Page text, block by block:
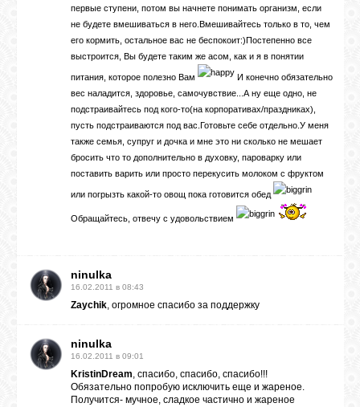
первые ступени, потом вы начнете понимать организм, если
не будете вмешиваться в него.Вмешивайтесь только в то, чем
его кормить, остальное вас не беспокоит:)Постепенно все
выстроится, Вы будете таким же асом, как и я в понятии
питания, которое полезно Вам
И конечно обязательно
вес наладится, здоровье, самочувствие...А ну еще одно, не
подстраивайтесь под кого-то(на корпоративах/праздниках),
пусть подстраиваются под вас.Готовьте себе отдельно.У меня
также семья, супруг и дочка и мне это ни сколько не мешает
бросить что то дополнительно в духовку, пароварку или
поставить варить или просто перекусить молоком с фруктом
или погрызть какой-то овощ пока готовится обед
Обращайтесь, отвечу с удовольствием
ninulka
16.02.2011 в 08:43
Zaychik, огромное спасибо за поддержку
ninulka
16.02.2011 в 09:01
KristinDream, спасибо, спасибо, спасибо!!!
Обязательно попробую исключить еще и жареное.
Получится- мучное, сладкое частично и жареное